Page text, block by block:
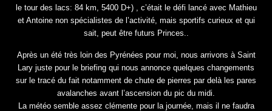
le tour des lacs: 84 km, 5400 D+) , c’était le défi lancé avec Mathieu
et Antoine non spécialistes de l’activité, mais sportifs curieux et qui
sait, peut être futurs Princes..
Après un été très loin des Pyrénées pour moi, nous arrivons à Saint
Lary juste pour le briefing qui nous annonce quelques changements
sur le tracé du fait notamment de chute de pierres par delà les pares
avalanches avant l’ascension du pic du midi.
La météo semble assez clémente pour la journée, mais il ne faudra